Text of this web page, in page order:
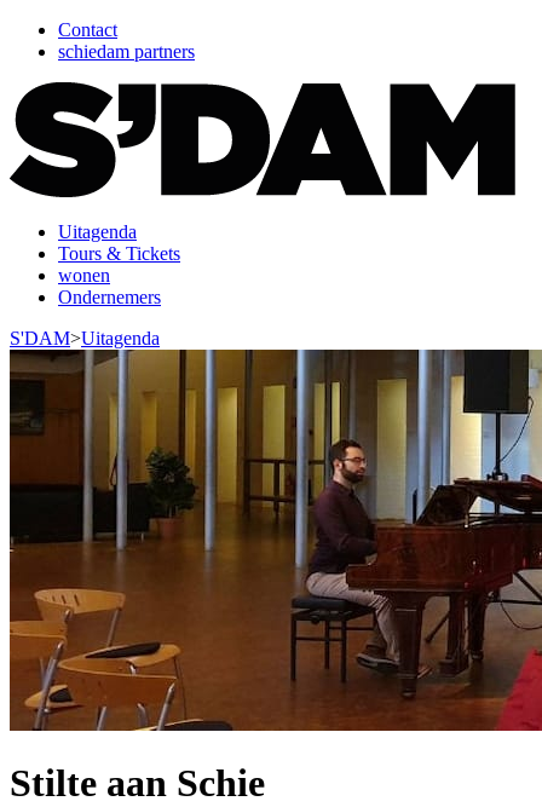
Contact
schiedam partners
Uitagenda
Tours & Tickets
wonen
Ondernemers
S'DAM>Uitagenda
Stilte aan Schie